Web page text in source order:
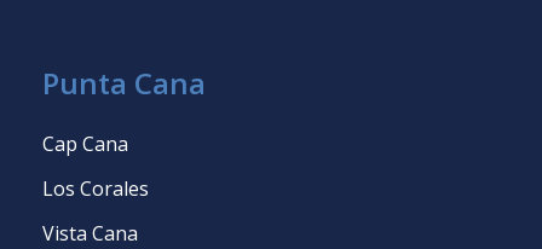
Punta Cana
Cap Cana
Los Corales
Vista Cana